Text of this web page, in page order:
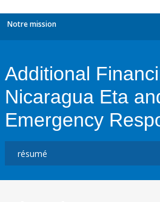
Notre mission
Additional
Nicaragua Eta
Emergency